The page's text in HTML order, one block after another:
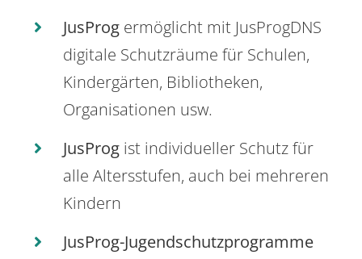
JusProg ermöglicht mit JusProgDNS
digitale Schutzräume für Schulen,
Kindergärten, Bibliotheken,
Organisationen usw.
JusProg ist individueller Schutz für
alle Altersstufen, auch bei mehreren
Kindern
JusProg-Jugendschutzprogramme